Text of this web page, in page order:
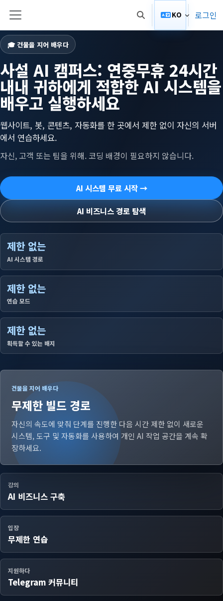
측면 패널 검색 입력 전환
KO 로그인
🎓 건물을 지어 배우다
사설 AI 캠퍼스: 연중무휴 24시간
내내 귀하에게 적합한 AI 시스템을
배우고 실행하세요
웹사이트, 봇, 콘텐츠, 자동화를 한 곳에서 제한 없이 자신의 서버
에서 연습하세요.
자신, 고객 또는 팀을 위해. 코딩 배경이 필요하지 않습니다.
AI 시스템 무료 시작 →
AI 비즈니스 경로 탐색
제한 없는
AI 시스템 경로
제한 없는
연습 모드
제한 없는
획득할 수 있는 배지
건물을 지어 배우다
무제한 빌드 경로
자신의 속도에 맞춰 단계를 진행한 다음 시간 제한 없이 새로운
시스템, 도구 및 자동화를 사용하여 개인 AI 작업 공간을 계속 확
장하세요.
강의
AI 비즈니스 구축
입장
무제한 연습
지원하다
Telegram 커뮤니티